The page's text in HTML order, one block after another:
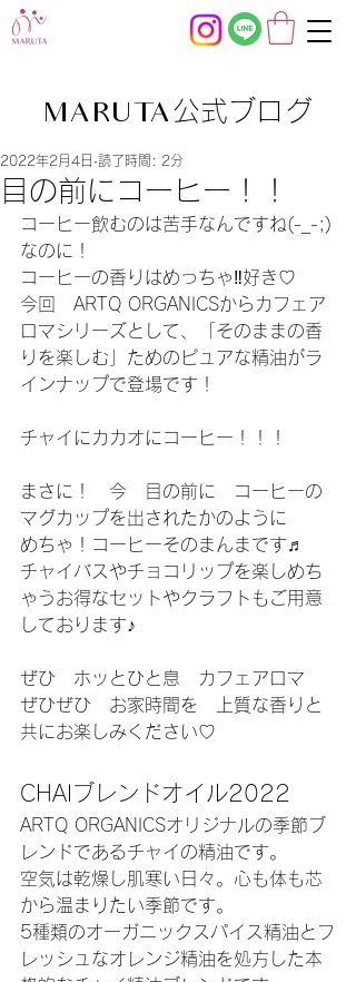
MARUTA公式ブログ
目の前にコーヒー！！
2022年2月4日 読了時間: 2分
コーヒー飲むのは苦手なんですね(-_-;)
なのに！
コーヒーの香りはめっちゃ‼好き♡
今回　ARTQ ORGANICSからカフェア
ロマシリーズとして、「そのままの香
りを楽しむ」ためのピュアな精油がラ
インナップで登場です！
チャイにカカオにコーヒー！！！
まさに！　今　目の前に　コーヒーの
マグカップを出されたかのように
めちゃ！コーヒーそのまんまです♬
チャイバスやチョコリップを楽しめち
ゃうお得なセットやクラフトもご用意
しております♪
ぜひ　ホッとひと息　カフェアロマ
ぜひぜひ　お家時間を　上質な香りと
共にお楽しみください♡
CHAIブレンドオイル2022
ARTQ ORGANICSオリジナルの季節ブ
レンドであるチャイの精油です。
空気は乾燥し肌寒い日々。心も体も芯
から温まりたい季節です。
5種類のオーガニックスパイス精油とフ
レッシュなオレンジ精油を処方した本